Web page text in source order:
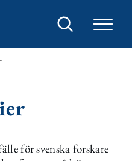
Sök
för svenska forskare